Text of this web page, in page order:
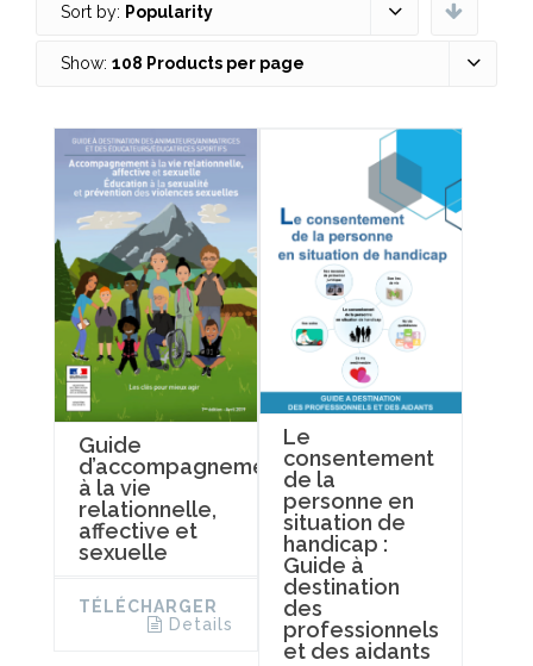
Sort by: Popularity
Show: 108 Products per page
Guide
d’accompagnement
à la vie
relationnelle,
affective et
sexuelle
TÉLÉCHARGER
Details
Le
consentement
de la
personne en
situation de
handicap :
Guide à
destination
des
professionnels
et des aidants